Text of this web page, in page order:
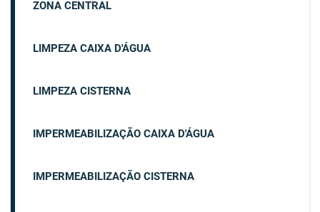
ZONA CENTRAL
LIMPEZA CAIXA D'ÁGUA
LIMPEZA CISTERNA
IMPERMEABILIZAÇÃO CAIXA D'ÁGUA
IMPERMEABILIZAÇÃO CISTERNA